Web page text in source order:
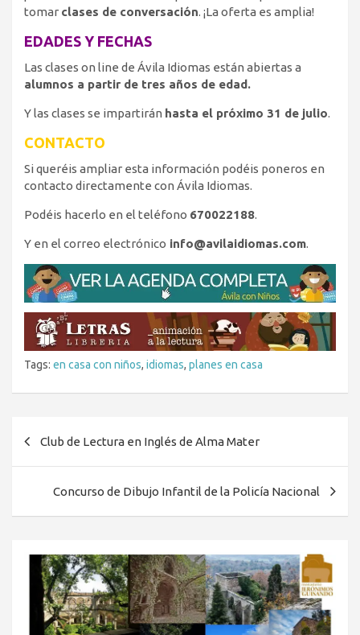
tomar clases de conversación. ¡La oferta es amplia!
EDADES Y FECHAS
Las clases on line de Ávila Idiomas están abiertas a
alumnos a partir de tres años de edad.
Y las clases se impartirán hasta el próximo 31 de julio.
CONTACTO
Si queréis ampliar esta información podéis poneros en
contacto directamente con Ávila Idiomas.
Podéis hacerlo en el teléfono 670022188.
Y en el correo electrónico info@avilaidiomas.com.
Tags: en casa con niños, idiomas, planes en casa
Club de Lectura en Inglés de Alma Mater
Concurso de Dibujo Infantil de la Policía Nacional